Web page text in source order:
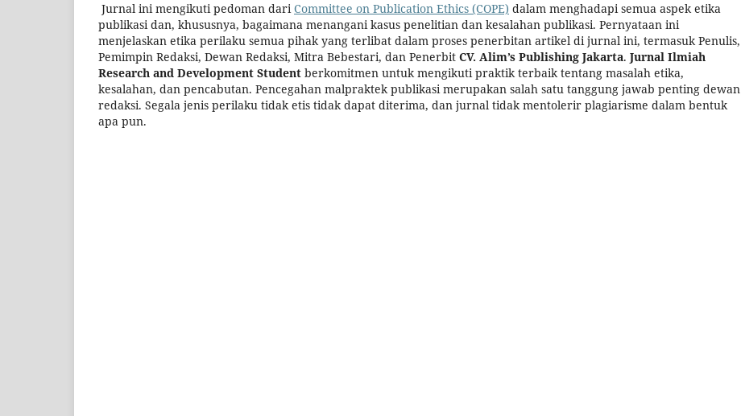
Jurnal ini mengikuti pedoman dariCommittee on Publication Ethics (COPE) dalam menghadapi semua aspek etika
publikasi dan, khususnya, bagaimana menangani kasus penelitian dan kesalahan publikasi. Pernyataan ini
menjelaskan etika perilaku semua pihak yang terlibat dalam proses penerbitan artikel di jurnal ini, termasuk Penulis,
Pemimpin Redaksi, Dewan Redaksi, Mitra Bebestari, dan Penerbit CV. Alim’s Publishing Jakarta. Jurnal Ilmiah
Research and Development Student berkomitmen untuk mengikuti praktik terbaik tentang masalah etika,
kesalahan, dan pencabutan. Pencegahan malpraktek publikasi merupakan salah satu tanggung jawab penting dewan
redaksi. Segala jenis perilaku tidak etis tidak dapat diterima, dan jurnal tidak mentolerir plagiarisme dalam bentuk
apa pun.